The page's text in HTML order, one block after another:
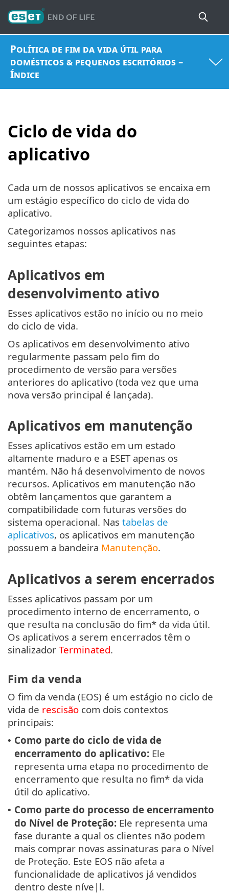
Política de fim da vida útil para
domésticos & pequenos escritórios –
Índice
Ciclo de vida do
aplicativo
Cada um de nossos aplicativos se encaixa em
um estágio específico do ciclo de vida do
aplicativo.
Categorizamos nossos aplicativos nas
seguintes etapas:
Aplicativos em
desenvolvimento ativo
Esses aplicativos estão no início ou no meio
do ciclo de vida.
Os aplicativos em desenvolvimento ativo
regularmente passam pelo fim do
procedimento de versão para versões
anteriores do aplicativo (toda vez que uma
nova versão principal é lançada).
Aplicativos em manutenção
Esses aplicativos estão em um estado
altamente maduro e a ESET apenas os
mantém. Não há desenvolvimento de novos
recursos. Aplicativos em manutenção não
obtêm lançamentos que garantem a
compatibilidade com futuras versões do
sistema operacional. Nas tabelas de
aplicativos, os aplicativos em manutenção
possuem a bandeira Manutenção.
Aplicativos a serem encerrados
Esses aplicativos passam por um
procedimento interno de encerramento, o
que resulta na conclusão do fim* da vida útil.
Os aplicativos a serem encerrados têm o
sinalizador Terminated.
Fim da venda
O fim da venda (EOS) é um estágio no ciclo de
vida de rescisão com dois contextos
principais:
• Como parte do ciclo de vida de
encerramento do aplicativo: Ele
representa uma etapa no procedimento de
encerramento que resulta no fim* da vida
útil do aplicativo.
• Como parte do processo de encerramento
do Nível de Proteção: Ele representa uma
fase durante a qual os clientes não podem
mais comprar novas assinaturas para o Nível
de Proteção. Este EOS não afeta a
funcionalidade de aplicativos já vendidos
dentro deste níve|l.